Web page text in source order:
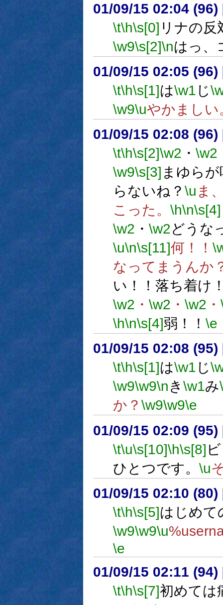
01/09/15 02:04 (96)
\t\h\s[0] リナの反
\w9\s[2]\nはっ、
01/09/15 02:05 (96)
\t\h\s[1]は\w1 じ
\w9\uやかましい
01/09/15 02:08 (96)
\t\h\s[2]\w2 ・ \w2
\w9\s[3] まゆら
らないね？ \u ま
こった。 \h\n\s[4]
\w2 ・ \w2どうな
\u\n\s[11]何！！
なってまうんか
い！！落ち着け
\w2 ・ \w2 ・ \w2 ・
\h\n\s[4]弱！！ \e
01/09/15 02:08 (95)
\t\h\s[1]は\w1 じ
\w9\w9\nき \w1み
か？ \w9\w9\e
01/09/15 02:09 (95)
\t\u\s[10]\h\s[8]
ひとつです。 \u
01/09/15 02:10 (80)
\t\h\s[5]はじめて
\w9\w9\u
\e
01/09/15 02:11 (94)
\t\h\s[7]初めては